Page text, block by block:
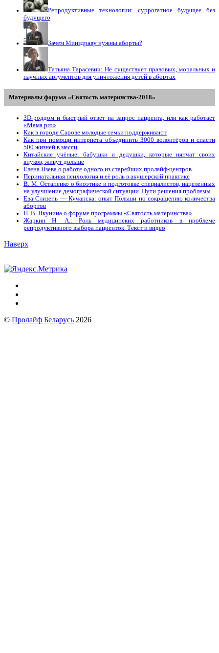
Репродуктивные технологии: суррогатное будущее без
будущего
Зачем Минздраву нужны аборты?
Татьяна Тарасевич: Не существует правовых, моральных и
научных аргументов для уничтожения детей в абортах
Материалы форума «Святость материнства-2018»
3D-роддом и быстрый ответ на запрос пациента, или как работает
«Мама prо»
Как в городе Сарове молодые семьи поддерживают
Как при помощи интернета объединить 3000 волонтёров и спасти
500 жизней в месяц
Китайские учёные: бабушки и дедушки, которые нянчат своих
внуков, живут дольше
Елена Язева о работе одного из старейших пролайф-центров
Перинатальная психология и её роль в акушерской практике
В. М. Остапенко о биоэтике и подготовке специалистов, нацеленных
на улучшение демографической ситуации. Пути решения проблемы
Ева Слизень — Кучапска: опыт Польши по сокращению количества
абортов
Н. В. Якунина о форуме программы «Святость материнства»
Жаркин Н. А.: Роль медицинских работников в проблеме
репродуктивного выбора пациенток. Tекст и видео
Наверх
© Пролайф Беларусь 2026